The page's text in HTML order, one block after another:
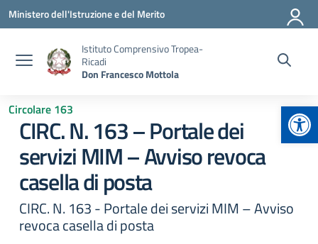
Vai ai contenuti
Vai al menu di navigazione
Vai al footer
Ministero dell'Istruzione e del Merito
Istituto Comprensivo Tropea-
Ricadi
Don Francesco Mottola
Circolare 163
CIRC. N. 163 – Portale dei
servizi MIM – Avviso revoca
casella di posta
CIRC. N. 163 - Portale dei servizi MIM – Avviso
revoca casella di posta